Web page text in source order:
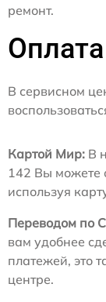
ремонт.
Оплата
В сервисном
Картой Мир: В
142 Вы можете
используя
Переводом по
вам удобнее
платежей, это
центре.